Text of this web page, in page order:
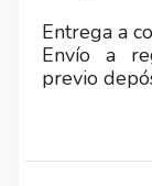
Entrega a
Envío a
previo